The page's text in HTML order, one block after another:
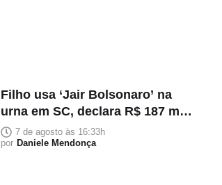
Filho usa ‘Jair Bolsonaro’ na
urna em SC, declara R$ 187 mil
em bens
7 de agosto às 16:33h
por Daniele Mendonça